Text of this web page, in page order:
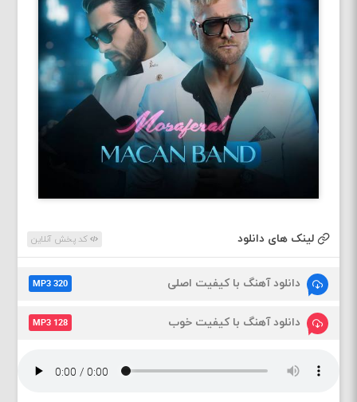
لینک های دانلود کد پخش آنلاین
دانلود آهنگ با کیفیت اصلی MP3 320
دانلود آهنگ با کیفیت خوب MP3 128